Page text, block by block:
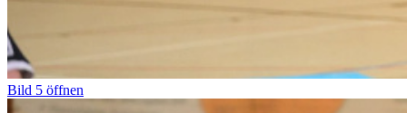
Bild 5 öffnen